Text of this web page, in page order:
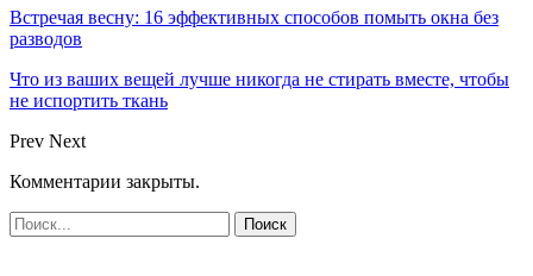
Встречая весну: 16 эффективных способов помыть окна без
разводов
Что из ваших вещей лучше никогда не стирать вместе, чтобы
не испортить ткань
Prev Next
Комментарии закрыты.